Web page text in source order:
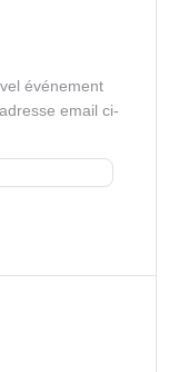
événement
email ci-